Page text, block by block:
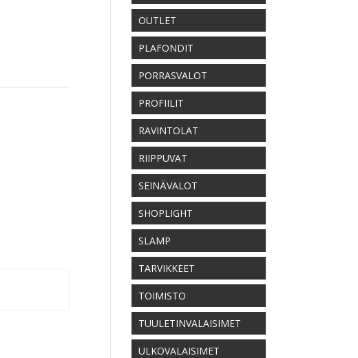
OUTLET
PLAFONDIT
PORRASVALOT
PROFIILIT
RAVINTOLAT
RIIPPUVAT
SEINÄVALOT
SHOPLIGHT
SLAMP
TARVIKKEET
TOIMISTO
TUULETINVALAISIMET
ULKOVALAISIMET